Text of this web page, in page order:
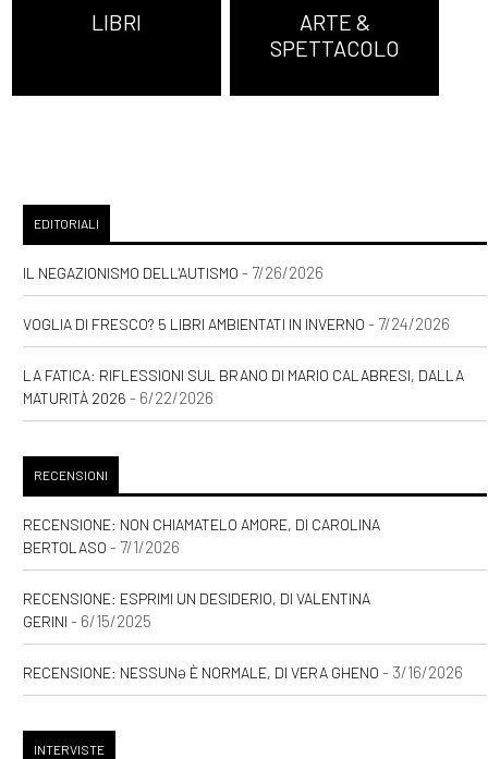
LIBRI
ARTE &
SPETTACOLO
EDITORIALI
IL NEGAZIONISMO DELL'AUTISMO - 7/26/2026
VOGLIA DI FRESCO? 5 LIBRI AMBIENTATI IN INVERNO - 7/24/2026
LA FATICA: RIFLESSIONI SUL BRANO DI MARIO CALABRESI, DALLA
MATURITÀ 2026 - 6/22/2026
RECENSIONI
RECENSIONE: NON CHIAMATELO AMORE, DI CAROLINA
BERTOLASO - 7/1/2026
RECENSIONE: ESPRIMI UN DESIDERIO, DI VALENTINA
GERINI - 6/15/2025
RECENSIONE: NESSUNƏ È NORMALE, DI VERA GHENO - 3/16/2026
INTERVISTE